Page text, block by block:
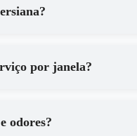
por janela?
odores?